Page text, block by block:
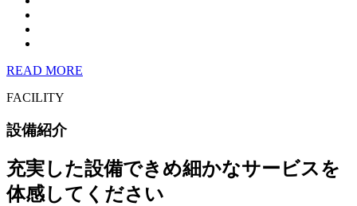
READ MORE
FACILITY
設備紹介
充実した設備できめ細かなサービスを
体感してください